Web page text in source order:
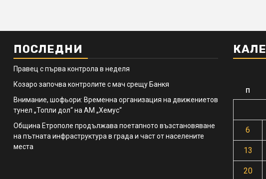
ПОСЛЕДНИ
Правец с първа контрола в неделя
Козаро започва контролите с мач срещу Банкя
Внимание, шофьори: Временна организация на движениетов
тунел „Топли дол“ на АМ „Хемус“
Община Етрополе продължава поетапното възстановяване
на пътната инфраструктура в града и част от населените
места
П
6
13
20